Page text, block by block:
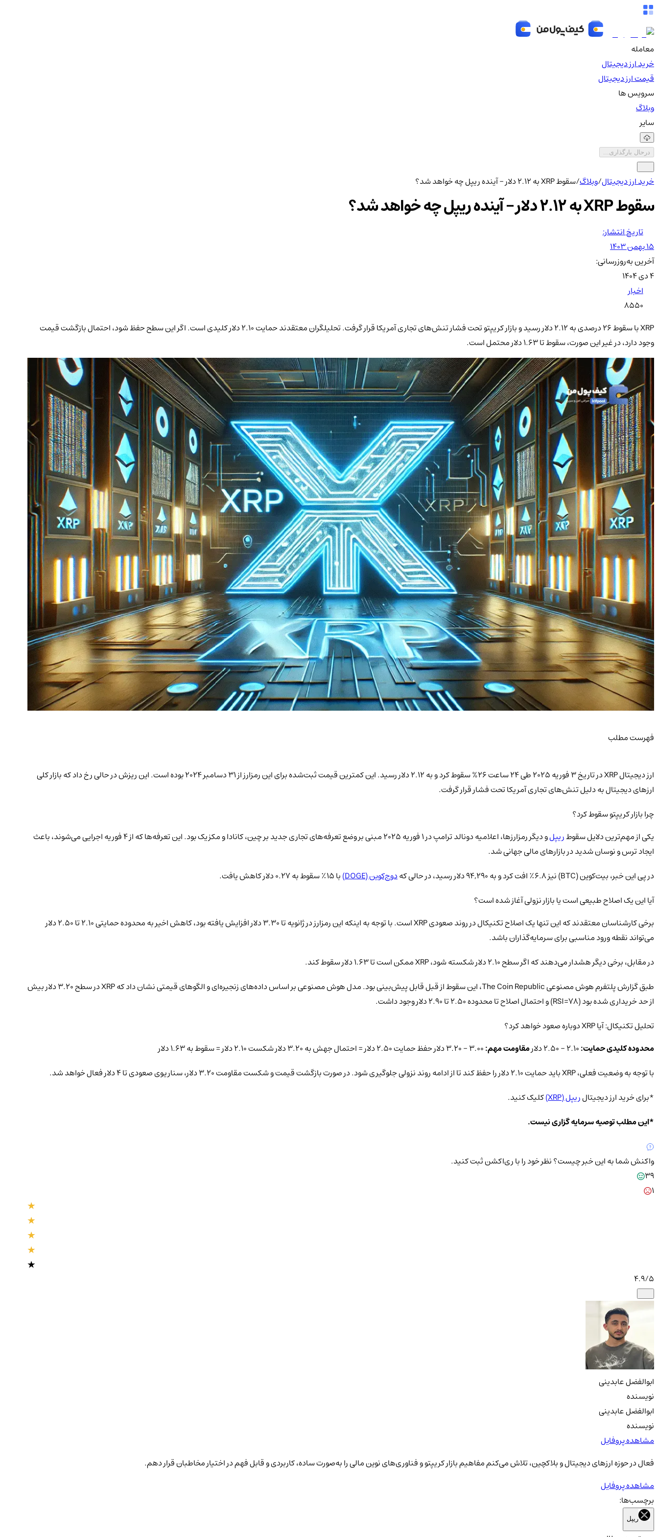
معامله
خرید ارز دیجیتال
قیمت ارز دیجیتال
سرویس ها
وبلاگ
سایر
درحال بارگذاری...
خرید ارز دیجیتال/وبلاگ/سقوط XRP به 2.12 دلار – آینده ریپل چه خواهد شد؟
سقوط XRP به 2.12 دلار – آینده ریپل چه خواهد شد؟
تاریخ انتشار:
۱۵ بهمن ۱۴۰۳
آخرین به‌روزرسانی:
۴ دی ۱۴۰۴
اخبار
8550
XRP با سقوط 26 درصدی به 2.12 دلار رسید و بازار کریپتو تحت فشار تنش‌های تجاری آمریکا قرار گرفت. تحلیلگران معتقدند حمایت 2.10 دلار کلیدی است. اگر این سطح حفظ شود، احتمال بازگشت قیمت
وجود دارد، در غیر این صورت، سقوط تا 1.63 دلار محتمل است.
فهرست مطلب
ارز دیجیتال XRP در تاریخ 3 فوریه 2025 طی 24 ساعت 26% سقوط کرد و به 2.12 دلار رسید. این کمترین قیمت ثبت‌شده برای این رمزارز از 31 دسامبر 2024 بوده است. این ریزش در حالی رخ داد که بازار کلی
ارزهای دیجیتال به دلیل تنش‌های تجاری آمریکا تحت فشار قرار گرفت.
چرا بازار کریپتو سقوط کرد؟
یکی از مهم‌ترین دلایل سقوطریپل
و دیگر رمزارزها، اعلامیه دونالد ترامپ در 1 فوریه 2025 مبنی بر وضع تعرفه‌های تجاری جدید بر چین، کانادا و مکزیک بود. این تعرفه‌ها که از 4 فوریه اجرایی می‌شوند، باعث
ایجاد ترس و نوسان شدید در بازارهای مالی جهانی شد.
در پی این خبر، بیت‌کوین (BTC) نیز 6.8٪ افت کرد و به 94,290 دلار رسید، در حالی که
دوج‌کوین (DOGE)
با 15٪ سقوط به 0.27 دلار کاهش یافت.
آیا این یک اصلاح طبیعی است یا بازار نزولی آغاز شده است؟
برخی کارشناسان معتقدند که این تنها یک اصلاح تکنیکال در روند صعودی XRP است. با توجه به اینکه این رمزارز در ژانویه تا 3.30 دلار افزایش یافته بود، کاهش اخیر به محدوده حمایتی 2.10 تا 2.50 دلار
می‌تواند نقطه ورود مناسبی برای سرمایه‌گذاران باشد.
در مقابل، برخی دیگر هشدار می‌دهند که اگر سطح 2.10 دلار شکسته شود، XRP ممکن است تا 1.63 دلار سقوط کند.
طبق گزارش پلتفرم هوش مصنوعی The Coin Republic، این سقوط از قبل قابل پیش‌بینی بود. مدل هوش مصنوعی بر اساس داده‌های زنجیره‌ای و الگوهای قیمتی نشان داد که XRP در سطح 3.20 دلار بیش
از حد خریداری شده بود (RSI=78) و احتمال اصلاح تا محدوده 2.50 تا 2.90 دلار وجود داشت.
تحلیل تکنیکال: آیا XRP دوباره صعود خواهد کرد؟
محدوده کلیدی حمایت:
مقاومت مهم:
با توجه به وضعیت فعلی، XRP باید حمایت 2.10 دلار را حفظ کند تا از ادامه روند نزولی جلوگیری شود. در صورت بازگشت قیمت و شکست مقاومت 3.20 دلار، سناریوی صعودی تا 4 دلار فعال خواهد شد.
*برای خرید ارز دیجیتالریپل (XRP)
کلیک کنید.
*این مطلب توصیه سرمایه گزاری نیست.
واکنش شما به این خبر چیست؟نظر خود را با ری‌اکشن ثبت کنید.
39
1
4.9/5
ابوالفضل عابدینی
نویسنده
ابوالفضل عابدینی
نویسنده
مشاهده پروفایل
فعال در حوزه ارزهای دیجیتال و بلاکچین، تلاش می‌کنم مفاهیم بازار کریپتو و فناوری‌های نوین مالی را به‌صورت ساده، کاربردی و قابل فهم در اختیار مخاطبان قرار دهم.
مشاهده پروفایل
برچسب‌ها:
ریپل